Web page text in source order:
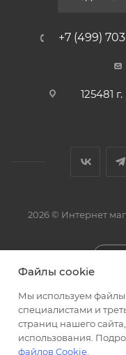
+7 (499)
125481
2026 © Интернет
Файлы cookie
Мы используем
специалистами и
страниц нашего
использования.
файлов Cookie